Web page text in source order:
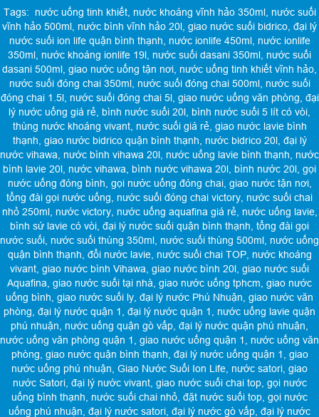
Tags: nước uống tinh khiết, nước khoáng vĩnh hảo 350ml, nước suối
vĩnh hảo 500ml, nước bình vĩnh hảo 20l, giao nước suối bidrico, đại lý
nước suối ion life quận bình thạnh, nước ionlife 450ml, nước ionlife
350ml, nước khoáng ionlife 19l, nước suối dasani 350ml, nước suối
dasani 500ml, giao nước uống tận nơi, nước uống tinh khiết vĩnh hảo,
nước suối đóng chai 350ml, nước suối đóng chai 500ml, nước suối
đóng chai 1.5l, nước suối đóng chai 5l, giao nước uống văn phòng, đại
lý nước uống giá rẻ, bình nước suối 20l, bình nước suối 5 lít có vòi,
thùng nước khoáng vivant, nước suối giá rẻ, giao nước lavie bình
thạnh, giao nước bidrico quận bình thạnh, nước bidrico 20l, đại lý
nước vihawa, nước bình vihawa 20l, nước uống lavie bình thạnh, nước
bình lavie 20l, nước vihawa, bình nước vihawa 20l, bình nước 20l, gọi
nước uống đóng bình, gọi nước uống đóng chai, giao nước tận nơi,
tổng đài gọi nước uống, nước suối đóng chai victory, nước suối chai
nhỏ 250ml, nước victory, nước uống aquafina giá rẻ, nước uống lavie,
bình sứ lavie có vòi, đại lý nước suối quận bình thạnh, tổng đài gọi
nước suối, nước suối thùng 350ml, nước suối thùng 500ml, nước uống
quận bình thạnh, đổi nước lavie, nước suối chai TOP, nước khoáng
vivant, giao nước bình Vihawa, giao nước bình 20l, giao nước suối
Aquafina, giao nước suối tại nhà, giao nước uống tphcm, giao nước
uống bình, giao nước suối ly, đại lý nước Phú Nhuận, giao nước văn
phòng, đại lý nước quận 1, đại lý nước quận 1, nước uống lavie quận
phú nhuận, nước uống quận gò vấp, đại lý nước quận phú nhuận,
nước uống văn phòng quận 1, giao nước uống quận 1, nước uống văn
phòng, giao nước quận bình thạnh, đại lý nước uống quận 1, giao
nước uống phú nhuận, Giao Nước Suối Ion Life, nước satori, giao
nước Satori, đại lý nước vivant, giao nước suối chai top, gọi nước
uống bình thạnh, nước suối chai nhỏ, đặt nước suối top, gọi nước
uống phú nhuận, đại lý nước satori, đại lý nước gò vấp, đại lý nước